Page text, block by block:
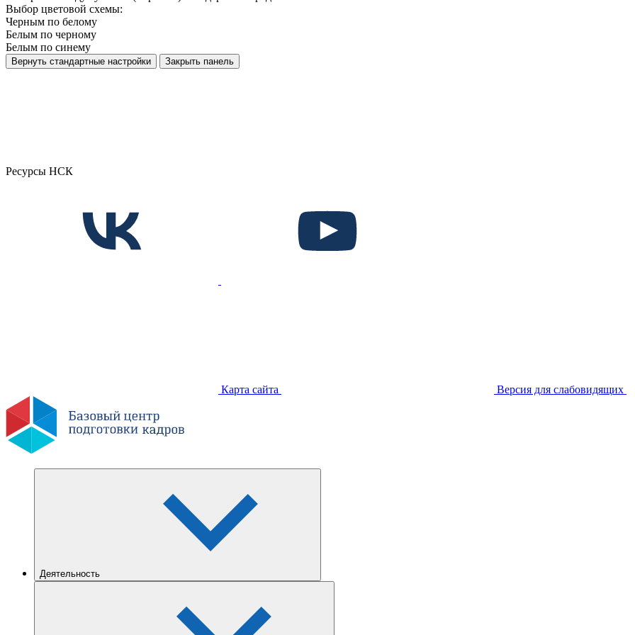
Выбор цветовой схемы:
Черным по белому
Белым по черному
Белым по синему
Вернуть стандартные настройки Закрыть панель
Ресурсы НСК
Карта сайта Версия для слабовидящих
Деятельность